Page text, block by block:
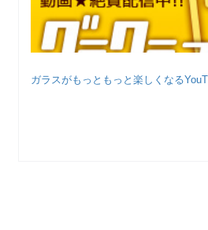
ガラスがもっともっと楽しくなる